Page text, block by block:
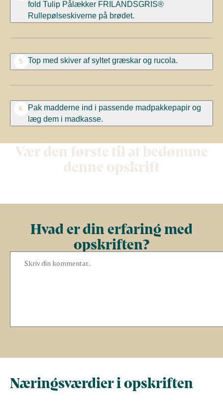
fold Tulip Pålækker FRILANDSGRIS®
Rullepølseskivernepå brødet.
5 Top med skiver af syltet græskar og rucola.
6
Pak madderne ind i passende madpakkepapir og
læg dem i madkasse.
Vær den første til at bedømme
denne opskrift
Hvad er din erfaring med
opskriften?
Næringsværdier i opskriften